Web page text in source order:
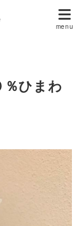
％ひまわ